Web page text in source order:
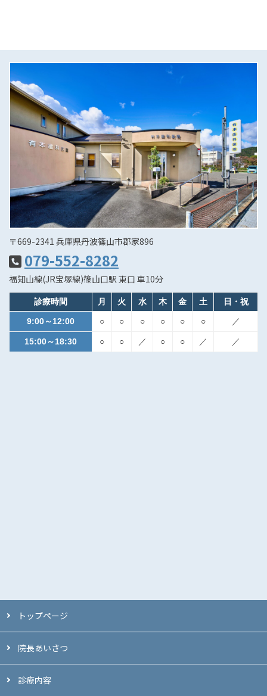
〒669-2341 兵庫県丹波篠山市郡家896
079-552-8282
福知山線(JR宝塚線)篠山口駅 東口 車10分
診療時間 月 火 水 木 金 土 日・祝
9:00～12:00 ○ ○ ○ ○ ○ ○ ／
15:00～18:30 ○ ○ ／ ○ ○ ／ ／
トップページ
院長あいさつ
診療内容